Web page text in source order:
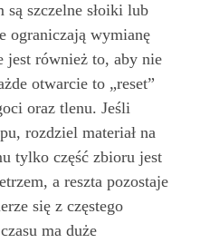
szczelne słoiki lub
ograniczają wymianę
jest również to, aby nie
otwarcie to „reset”
oraz tlenu. Jeśli
rozdziel materiał na
tylko część zbioru jest
a reszta pozostaje
się z częstego
ma duże